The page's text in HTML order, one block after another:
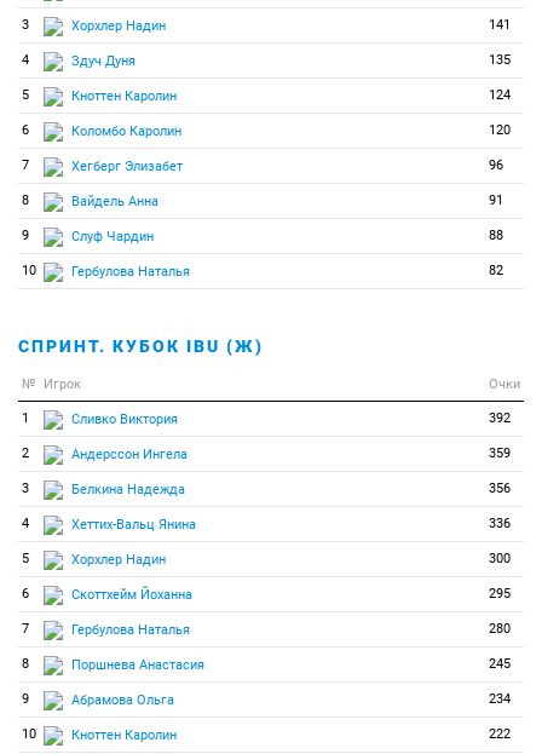
3 Хорхлер Надин 141
4 Здуч Дуня 135
5 Кноттен Каролин 124
6 Коломбо Каролин 120
7 Хегберг Элизабет 96
8 Вайдель Анна 91
9 Слуф Чардин 88
10 Гербулова Наталья 82
СПРИНТ. КУБОК IBU (Ж)
№ Игрок Очки
1 Сливко Виктория 392
2 Андерссон Ингела 359
3 Белкина Надежда 356
4 Хеттих-Вальц Янина 336
5 Хорхлер Надин 300
6 Скоттхейм Йоханна 295
7 Гербулова Наталья 280
8 Поршнева Анастасия 245
9 Абрамова Ольга 234
10 Кноттен Каролин 222